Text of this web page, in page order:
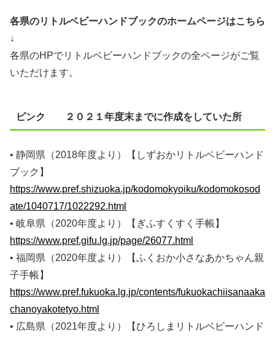
各県のリトルベビーハンドブックのホームページはこちら
↓
各県のHPでリトルベビーハンドブックの全ページがご覧
いただけます。
ピンク ２０２１年度末までに作成をしていた所
• 静岡県（2018年度より）【しずおかリトルベビーハンド
ブック】
https://www.pref.shizuoka.jp/kodomokyoiku/kodomokosod
ate/1040717/1022292.html
• 岐阜県（2020年度より）【ぎふすくすく手帳】
https://www.pref.gifu.lg.jp/page/26077.html
• 福岡県（2020年度より）【ふくおか小さなあかちゃん親
子手帳】
https://www.pref.fukuoka.lg.jp/contents/fukuokachiisanaaka
chanoyakotetyo.html
• 広島県（2021年度より）【ひろしまリトルベビーハンド